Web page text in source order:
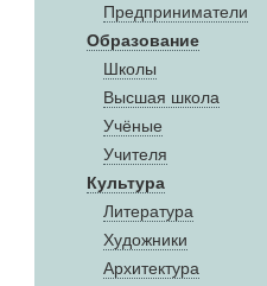
Предприниматели
Образование
Школы
Высшая школа
Учёные
Учителя
Культура
Литература
Художники
Aрхитектура